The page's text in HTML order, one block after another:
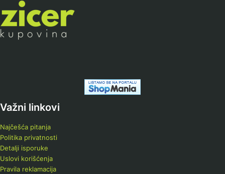
Važni linkovi
Najčešća pitanja
Politika privatnosti
Detalji isporuke
Uslovi korišćenja
Pravila reklamacija